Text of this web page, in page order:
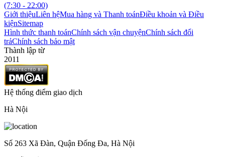
(7:30 - 22:00)
Giới thiệuLiên hệMua hàng và Thanh toánĐiều khoản và Điều
kiệnSitemap
Hình thức thanh toánChính sách vận chuyệnChính sách đổi
trảChính sách bảo mật
Thành lập từ
2011
Hệ thống điểm giao dịch
Hà Nội
Số 263 Xã Đàn, Quận Đống Đa, Hà Nội